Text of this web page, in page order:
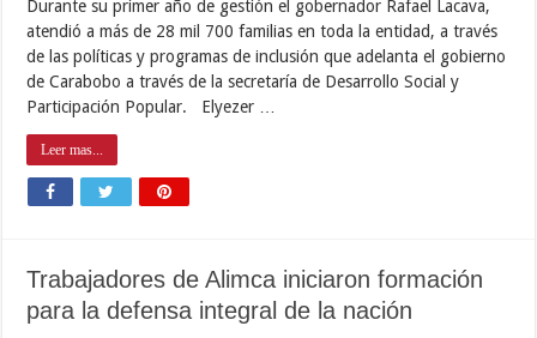
Durante su primer año de gestión el gobernador Rafael Lacava,
atendió a más de 28 mil 700 familias en toda la entidad, a través
de las políticas y programas de inclusión que adelanta el gobierno
de Carabobo a través de la secretaría de Desarrollo Social y
Participación Popular. Elyezer …
Leer mas...
Trabajadores de Alimca iniciaron formación
para la defensa integral de la nación